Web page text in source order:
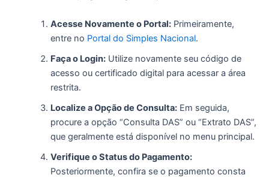
Acesse Novamente o Portal:Primeiramente,
entre no Portal do Simples Nacional.
Faça o Login:Utilize novamente seu código de
acesso ou certificado digital para acessar a área
restrita.
Localize a Opção de Consulta:Em seguida,
procure a opção “Consulta DAS” ou “Extrato DAS”,
que geralmente está disponível no menu principal.
Verifique o Status do Pagamento:
Posteriormente, confira se o pagamento consta